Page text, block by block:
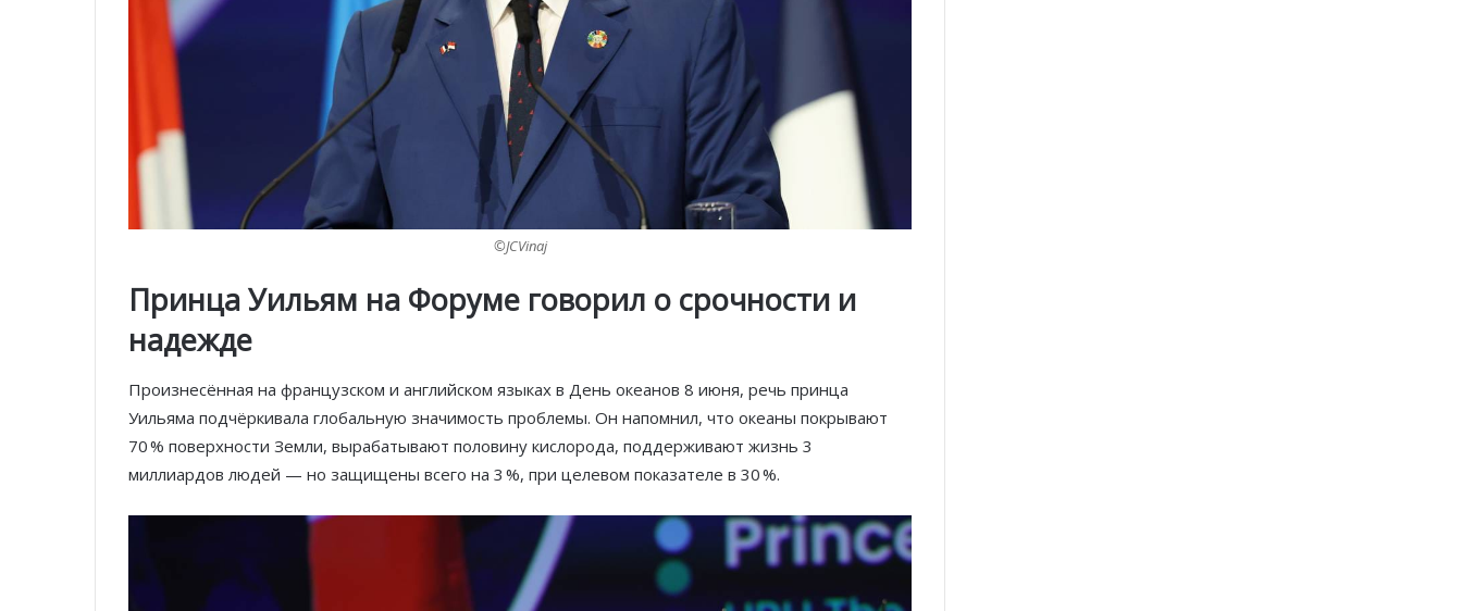
©JCVinaj
Принца Уильям на Форуме говорил о срочности и
надежде
Произнесённая на французском и английском языках в День океанов 8 июня, речь принца
Уильяма подчёркивала глобальную значимость проблемы. Он напомнил, что океаны покрывают
70 % поверхности Земли, вырабатывают половину кислорода, поддерживают жизнь 3
миллиардов людей — но защищены всего на 3 %, при целевом показателе в 30 %.